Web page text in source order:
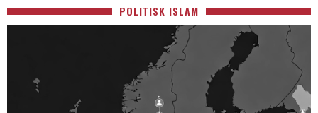
POLITISK ISLAM